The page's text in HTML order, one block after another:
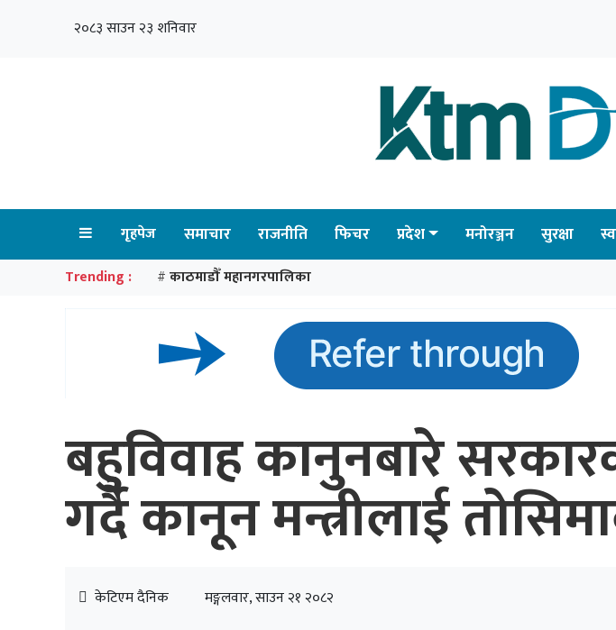
२०८३ साउन २३ शनिवार
गृहपेज समाचार राजनीति फिचर प्रदेश मनोरञ्जन सुरक्षा
Trending : # काठमाडौँ महानगरपालिका
बहुविवाह कानुनबारे
गर्दै कानून मन्त्रीलाई
केटिएम दैनिक मङ्गलवार, साउन २१ २०८२